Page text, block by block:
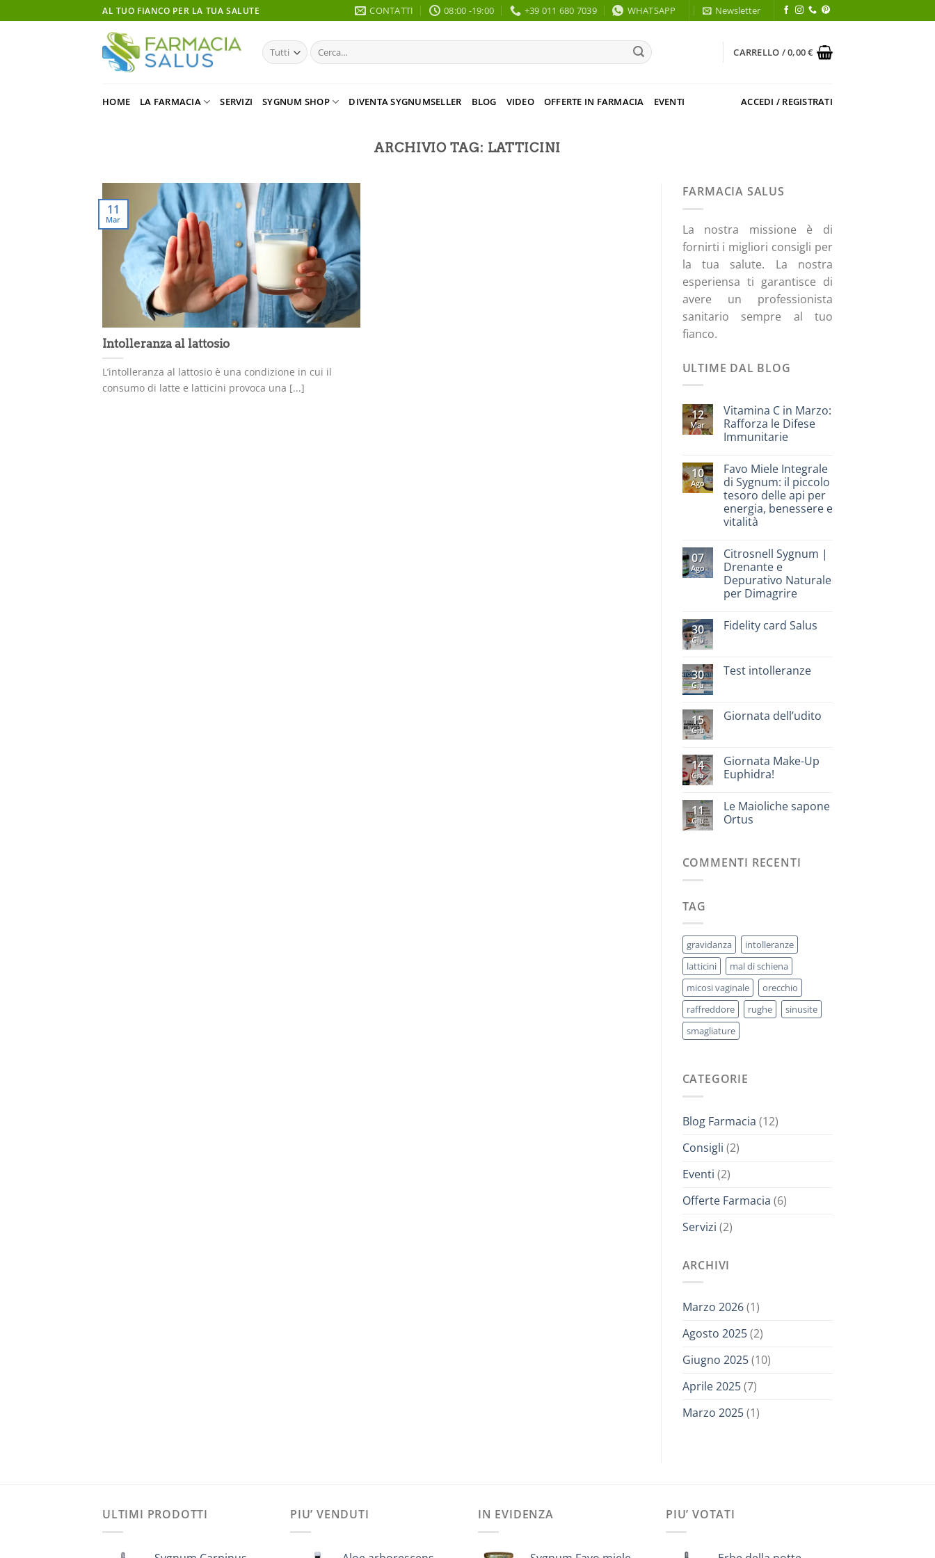
ai
AL TUO FIANCO PER LA TUA SALUTE CONTATTI 08:00 -19:00 +39 011 680 7039 WHATSAPP Newsletter
Cerca: CARRELLO /0,00€
HOME LA FARMACIA SERVIZI SYGNUM SHOP DIVENTA SYGNUMSELLER BLOG VIDEO OFFERTE IN FARMACIA EVENTI ACCEDI / REGISTRATI
ARCHIVIO TAG: LATTICINI
Intolleranza al lattosio
L’intolleranza al lattosio è una condizione in cui il
consumo di latte e latticini provoca una [...]
11
Mar
FARMACIA SALUS
La nostra missione è di
fornirti i migliori consigli per
la tua salute. La nostra
esperiensa ti garantisce di
avere un professionista
sanitario sempre al tuo
fianco.
ULTIME DAL BLOG
12
Mar
Vitamina C in Marzo:
Rafforza le Difese
Immunitarie
10
Ago
Favo Miele Integrale
di Sygnum: il piccolo
tesoro delle api per
energia, benessere e
vitalità
07
Ago
Citrosnell Sygnum |
Drenante e
Depurativo Naturale
per Dimagrire
30
Giu
Fidelity card Salus
30
Giu
Test intolleranze
15
Giu
Giornata dell’udito
14
Giu
Giornata Make-Up
Euphidra!
11
Giu
Le Maioliche sapone
Ortus
COMMENTI RECENTI
TAG
gravidanza
intolleranze
latticini
mal di schiena
micosi vaginale
orecchio
raffreddore
rughe
sinusite
smagliature
CATEGORIE
Blog Farmacia (12)
Consigli (2)
Eventi (2)
Offerte Farmacia (6)
Servizi (2)
ARCHIVI
Marzo 2026(1)
Agosto 2025(2)
Giugno 2025(10)
Aprile 2025(7)
Marzo 2025(1)
ULTIMI PRODOTTI PIU’ VENDUTI IN EVIDENZA PIU’ VOTATI